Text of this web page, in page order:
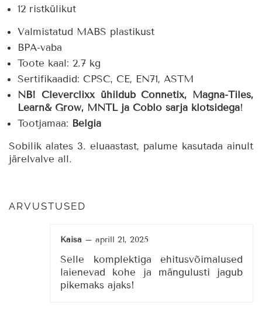
12 ristkülikut
Valmistatud MABS plastikust
BPA-vaba
Toote kaal: 2.7 kg
Sertifikaadid: CPSC, CE, EN71, ASTM
NB! Cleverclixx ühildub Connetix, Magna-Tiles,
Learn& Grow, MNTL ja Coblo sarja klotsidega!
Tootjamaa: Belgia
Sobilik alates 3. eluaastast, palume kasutada ainult
järelvalve all.
ARVUSTUSED
Kaisa – aprill 21, 2025
Selle komplektiga ehitusvõimalused
laienevad kohe ja mängulusti jagub
pikemaks ajaks!